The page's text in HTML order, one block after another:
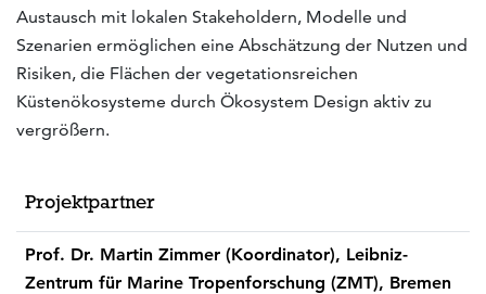
Austausch mit lokalen Stakeholdern, Modelle und
Szenarien ermöglichen eine Abschätzung der Nutzen und
Risiken, die Flächen der vegetationsreichen
Küstenökosysteme durch Ökosystem Design aktiv zu
vergrößern.
Projektpartner
Prof. Dr. Martin Zimmer (Koordinator), Leibniz-
Zentrum für Marine Tropenforschung (ZMT), Bremen